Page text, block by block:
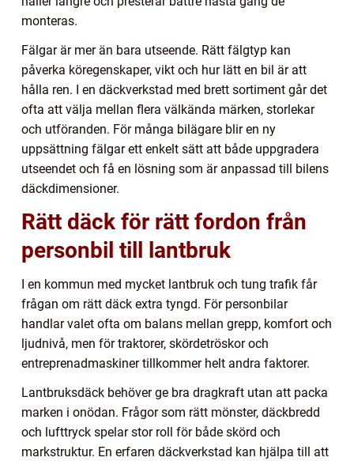
monteras.
Fälgar är mer än bara utseende. Rätt fälgtyp kan
påverka köregenskaper, vikt och hur lätt en bil är att
hålla ren. I en däckverkstad med brett sortiment går det
ofta att välja mellan flera välkända märken, storlekar
och utföranden. För många bilägare blir en ny
uppsättning fälgar ett enkelt sätt att både uppgradera
utseendet och få en lösning som är anpassad till bilens
däckdimensioner.
Rätt däck för rätt fordon från
personbil till lantbruk
I en kommun med mycket lantbruk och tung trafik får
frågan om rätt däck extra tyngd. För personbilar
handlar valet ofta om balans mellan grepp, komfort och
ljudnivå, men för traktorer, skördetröskor och
entreprenadmaskiner tillkommer helt andra faktorer.
Lantbruksdäck behöver ge bra dragkraft utan att packa
marken i onödan. Frågor som rätt mönster, däckbredd
och lufttryck spelar stor roll för både skörd och
markstruktur. En erfaren däckverkstad kan hjälpa till att